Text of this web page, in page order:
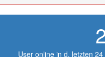
User online in d. letzten 24